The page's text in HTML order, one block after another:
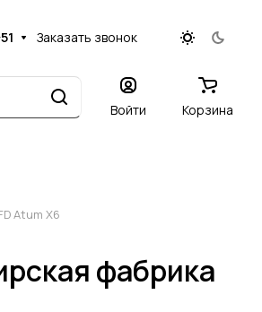
Заказать звонок
Войти Корзина
Atum X6
фабрика